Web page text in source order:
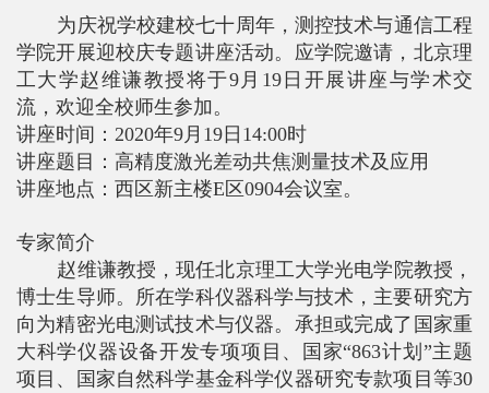
为庆祝学校建校七十周年，测控技术与通信工程
学院开展迎校庆专题讲座活动。应学院邀请，北京理
工大学赵维谦教授将于9月 19日开展讲座与学术交
流，欢迎全校师生参加。
讲座时间： 2020年9 月 19日 14:00时
讲座题目：高精度激光差动共焦测量技术及应用
讲座地点：西区新主楼E区0904会议室。
专家简介
赵维谦教授，现任北京理工大学光电学院教授，
博士生导师。所在学科仪器科学与技术，主要研究方
向为精密光电测试技术与仪器。承担或完成了国家重
大科学仪器设备开发专项项目、国家“863计划”主题
项目、国家自然科学基金科学仪器研究专款项目等30